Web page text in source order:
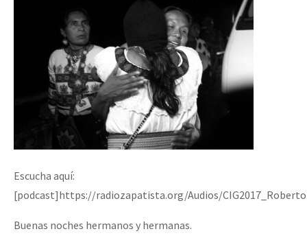
Escucha aquí:
[podcast]https://radiozapatista.org/Audios/
Buenas noches hermanos y hermanas.